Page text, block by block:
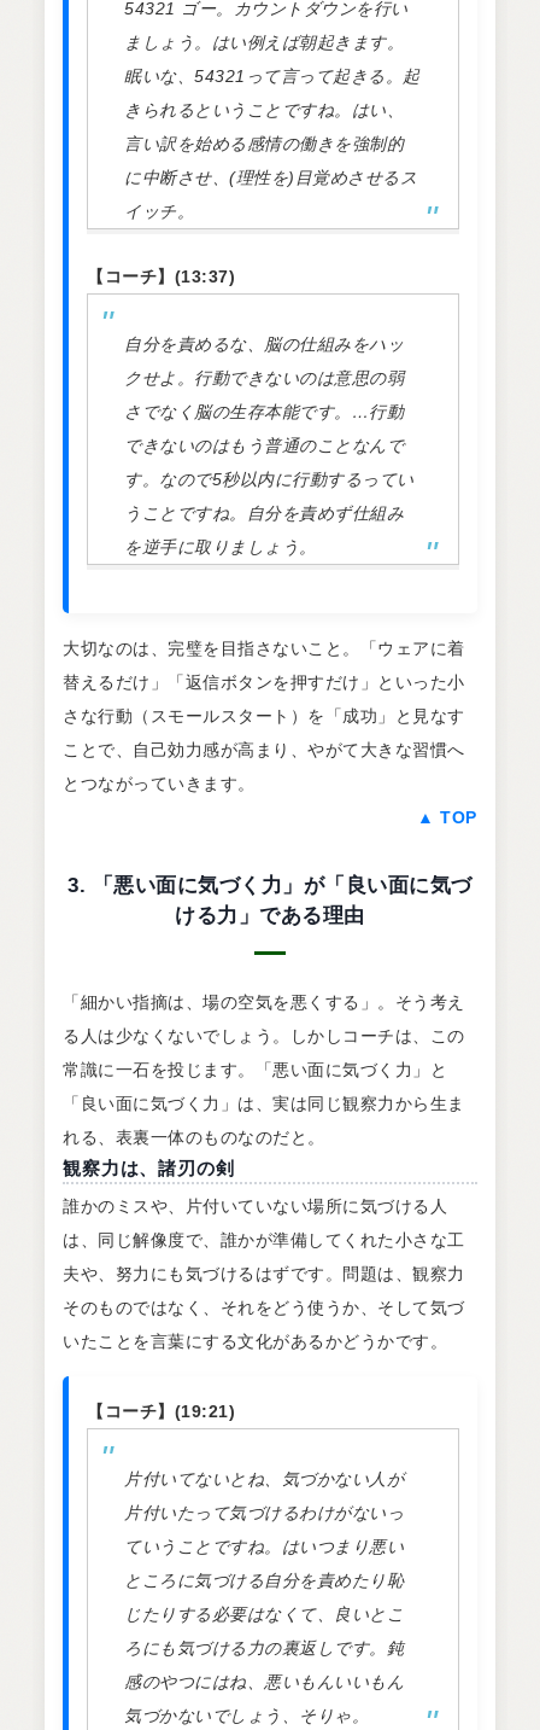
54321 ゴー。カウントダウンを行い
ましょう。はい例えば朝起きます。
眠いな、54321って言って起きる。起
きられるということですね。はい、
言い訳を始める感情の働きを強制的
に中断させ、(理性を)目覚めさせるス
イッチ。
【コーチ】(13:37)
自分を責めるな、脳の仕組みをハッ
クせよ。行動できないのは意思の弱
さでなく脳の生存本能です。…行動
できないのはもう普通のことなんで
す。なので5秒以内に行動するってい
うことですね。自分を責めず仕組み
を逆手に取りましょう。
大切なのは、完璧を目指さないこと。「ウェアに着
替えるだけ」「返信ボタンを押すだけ」といった小
さな行動（スモールスタート）を「成功」と見なす
ことで、自己効力感が高まり、やがて大きな習慣へ
とつながっていきます。
▲ TOP
3. 「悪い面に気づく力」が「良い面に気づ
ける力」である理由
「細かい指摘は、場の空気を悪くする」。そう考え
る人は少なくないでしょう。しかしコーチは、この
常識に一石を投じます。「悪い面に気づく力」と
「良い面に気づく力」は、実は同じ観察力から生ま
れる、表裏一体のものなのだと。
観察力は、諸刃の剣
誰かのミスや、片付いていない場所に気づける人
は、同じ解像度で、誰かが準備してくれた小さな工
夫や、努力にも気づけるはずです。問題は、観察力
そのものではなく、それをどう使うか、そして気づ
いたことを言葉にする文化があるかどうかです。
【コーチ】(19:21)
片付いてないとね、気づかない人が
片付いたって気づけるわけがないっ
ていうことですね。はいつまり悪い
ところに気づける自分を責めたり恥
じたりする必要はなくて、良いとこ
ろにも気づける力の裏返しです。鈍
感のやつにはね、悪いもんいいもん
気づかないでしょう、そりゃ。